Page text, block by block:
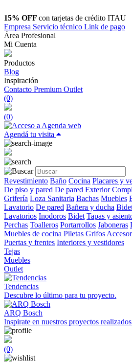
15% OFF con tarjetas de crédito ITAU
Empresa Servicio técnico Link de pago
Área Profesional
Mi Cuenta
Productos
Blog
Inspiración
Contacto Premium Outlet
(0)
(0)
Agendá tu visita
Revestimiento Baño Cocina Placares y
De piso y pared De pared Exterior
Grifería Loza Sanitaria Bachas Muebles
Lavatorio De pared Bañera y ducha
Lavatorios Inodoros Bidet Tapas y
Perchas Toalleros Portarrollos Jaboneras
Muebles de cocina Piletas Grifos
Puertas y frentes Interiores y vestidores
Tejas
Muebles
Outlet
Tendencias
Descubre lo último para tu proyecto.
ARQ Bosch
Inspirate en nuestros proyectos
(0)